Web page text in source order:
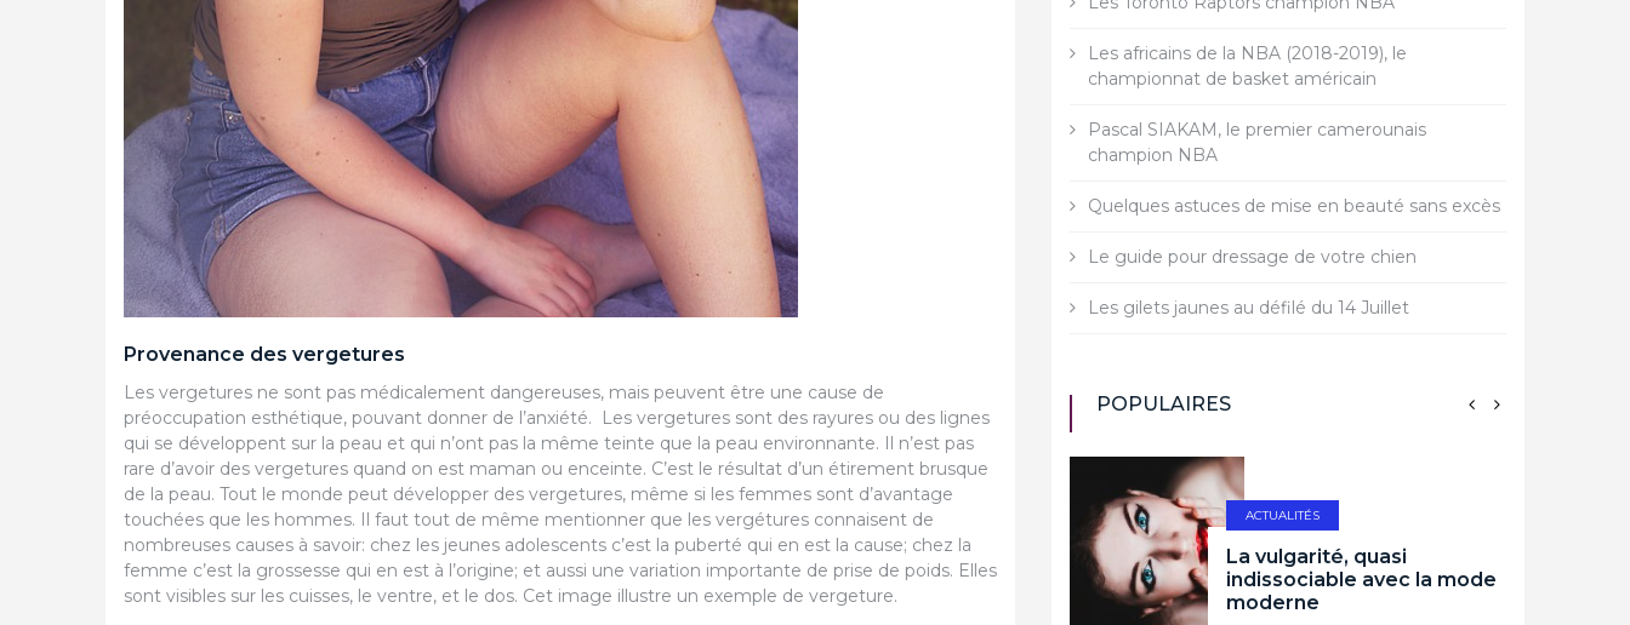
Provenance des vergetures
Les vergetures ne sont pas médicalement dangereuses, mais peuvent être une cause de
préoccupation esthétique, pouvant donner de l’anxiété. Les vergetures sont des rayures ou des lignes
qui se développent sur la peau et qui n’ont pas la même teinte que la peau environnante. Il n’est pas
rare d’avoir des vergetures quand on est maman ou enceinte. C’est le résultat d’un étirement brusque
de la peau. Tout le monde peut développer des vergetures, même si les femmes sont d’avantage
touchées que les hommes. Il faut tout de même mentionner que les vergétures connaisent de
nombreuses causes à savoir: chez les jeunes adolescents c’est la puberté qui en est la cause; chez la
femme c’est la grossesse qui en est à l’origine; et aussi une variation importante de prise de poids. Elles
sont visibles sur les cuisses, le ventre, et le dos. Cet image illustre un exemple de vergeture.
Les africains de la NBA (2018-2019), le
championnat de basket américain
Pascal SIAKAM, le premier camerounais
champion NBA
Quelques astuces de mise en beauté sans excès
Le guide pour dressage de votre chien
Les gilets jaunes au défilé du 14 Juillet
POPULAIRES
VOYAGE
Comment faire pour avoir
les meilleurs tarifs pour les
voyages en avion ?
CULTURE
Quelles sont les étapes à
franchir pour être plus
productif ?
ACTUALITÉS
La vulgarité, quasi
indissociable avec la mode
moderne